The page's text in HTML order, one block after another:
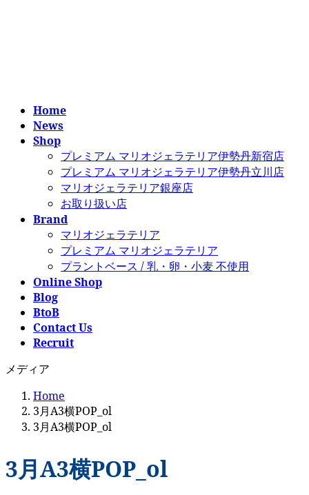
Home
News
Shop
プレミアム マリオジェラテリア伊勢丹新宿店
プレミアム マリオジェラテリア伊勢丹立川店
マリオジェラテリア銀座店
お取り扱い店
Brand
マリオジェラテリア
プレミアム マリオジェラテリア
プラントベース / 乳・卵・小麦 不使用
Online Shop
Blog
BtoB
Contact Us
Recruit
メディア
Home
3月A3横POP_ol
3月A3横POP_ol
3月A3横POP_ol